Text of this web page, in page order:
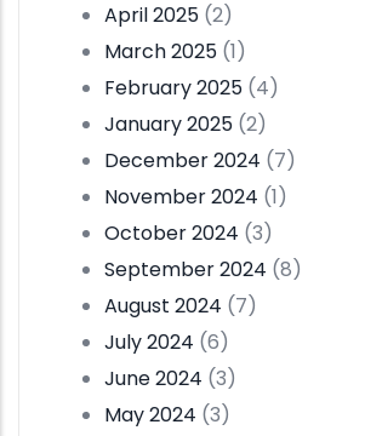
April 2025 (2)
March 2025 (1)
February 2025 (4)
January 2025 (2)
December 2024 (7)
November 2024 (1)
October 2024 (3)
September 2024 (8)
August 2024 (7)
July 2024 (6)
June 2024 (3)
May 2024 (3)